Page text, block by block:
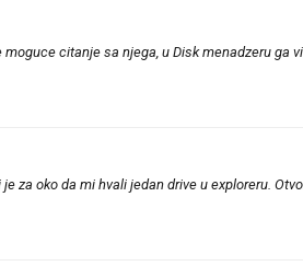
citanje sa njega, u Disk menadzeru ga
za oko da mi hvali jedan drive u exploreru.